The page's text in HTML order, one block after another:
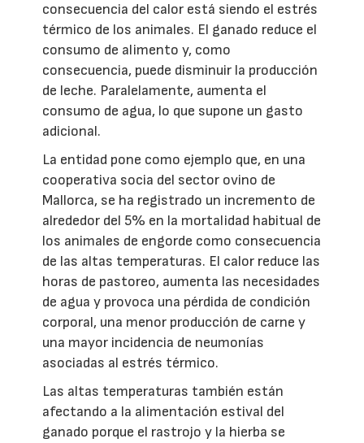
consecuencia del calor está siendo el estrés
térmico de los animales. El ganado reduce el
consumo de alimento y, como
consecuencia, puede disminuir la producción
de leche. Paralelamente, aumenta el
consumo de agua, lo que supone un gasto
adicional.
La entidad pone como ejemplo que, en una
cooperativa socia del sector ovino de
Mallorca, se ha registrado un incremento de
alrededor del 5% en la mortalidad habitual de
los animales de engorde como consecuencia
de las altas temperaturas. El calor reduce las
horas de pastoreo, aumenta las necesidades
de agua y provoca una pérdida de condición
corporal, una menor producción de carne y
una mayor incidencia de neumonías
asociadas al estrés térmico.
Las altas temperaturas también están
afectando a la alimentación estival del
ganado porque el rastrojo y la hierba se